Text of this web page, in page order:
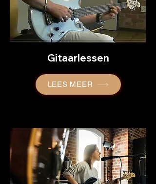
Gitaarlessen
LEES MEER